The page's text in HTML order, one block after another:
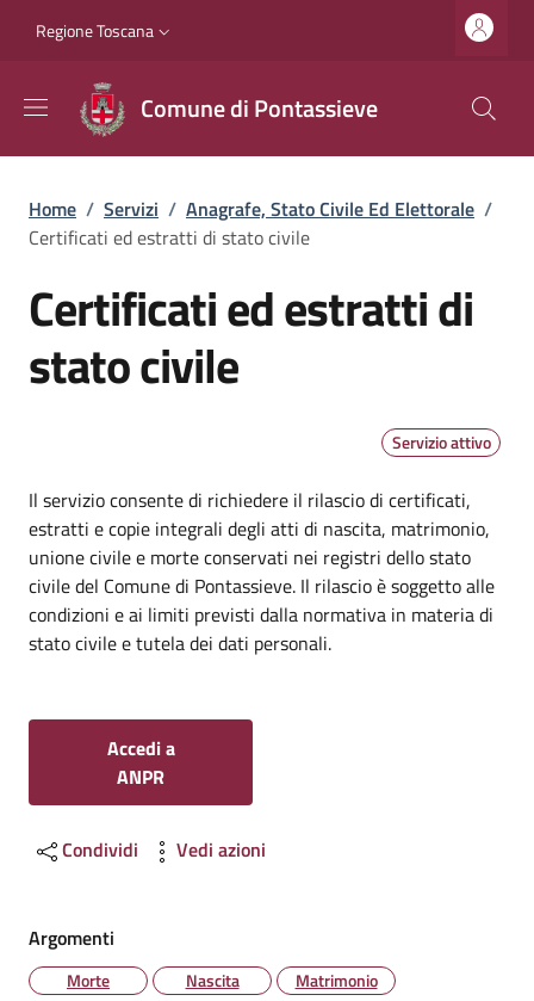
Slim top
Regione Toscana
Comune di Pontassieve
Briciole di pane
Home / Servizi / Anagrafe, Stato Civile Ed Elettorale /
Certificati ed estratti di stato civile
Certificati ed estratti di
stato civile
Servizio attivo
Dettagli
Il servizio consente di richiedere il rilascio di certificati,
estratti e copie integrali degli atti di nascita, matrimonio,
unione civile e morte conservati nei registri dello stato
civile del Comune di Pontassieve. Il rilascio è soggetto alle
condizioni e ai limiti previsti dalla normativa in materia di
stato civile e tutela dei dati personali.
Accedi a
ANPR
Condividi Vedi azioni
Argomenti
Morte Nascita Matrimonio